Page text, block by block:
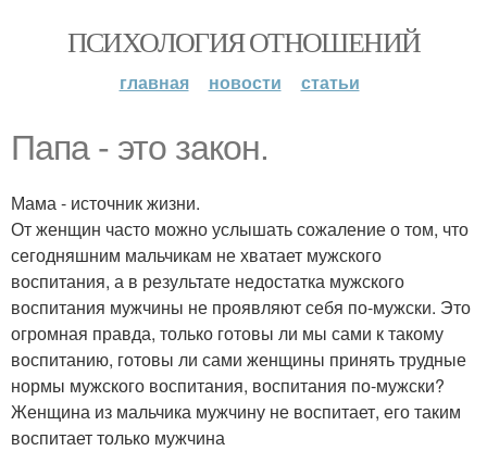
ПСИХОЛОГИЯ ОТНОШЕНИЙ
главная новости статьи
Папа - это закон.
Мама - источник жизни.
От женщин часто можно услышать сожаление о том, что
сегодняшним мальчикам не хватает мужского
воспитания, а в результате недостатка мужского
воспитания мужчины не проявляют себя по-мужски. Это
огромная правда, только готовы ли мы сами к такому
воспитанию, готовы ли сами женщины принять трудные
нормы мужского воспитания, воспитания по-мужски?
Женщина из мальчика мужчину не воспитает, его таким
воспитает только мужчина